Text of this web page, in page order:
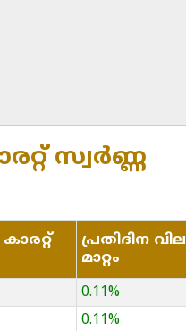
സ്വർണ്ണ
പ്രതിദിന വില
മാറ്റം
0.11%
0.11%